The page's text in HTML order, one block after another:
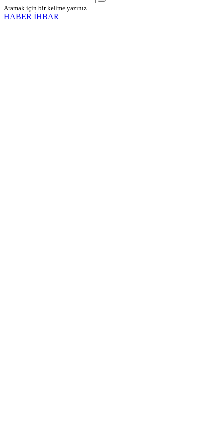
Aramak için bir kelime yazınız.
HABER İHBAR